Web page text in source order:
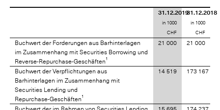
31.12.2019
in 1000
CHF
31.12.2018
in 1000
CHF
Buchwert der Forderungen aus Barhinterlagen
im Zusammenhang mit Securities Borrowing und
Reverse-Repurchase-Geschäften1
21 000 21 000
Buchwert der Verpflichtungen aus
Barhinterlagen im Zusammenhang mit
Securities Lending und
Repurchase-Geschäften1
14 519 173 167